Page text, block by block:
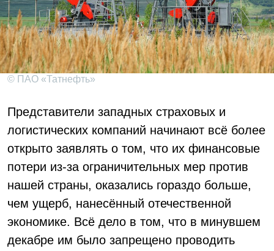
© ПАО «Татнефть»
Представители западных страховых и
логистических компаний начинают всё более
открыто заявлять о том, что их финансовые
потери из-за ограничительных мер против
нашей страны, оказались гораздо больше,
чем ущерб, нанесённый отечественной
экономике. Всё дело в том, что в минувшем
декабре им было запрещено проводить